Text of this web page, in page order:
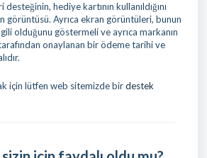
hediye kartının kullanıldığını
görüntüsü. Ayrıca ekran görüntüleri, bunun
olduğunu göstermeli ve ayrıca markanın
onaylanan bir ödeme tarihi ve
için lütfen web sitemizde birdestek